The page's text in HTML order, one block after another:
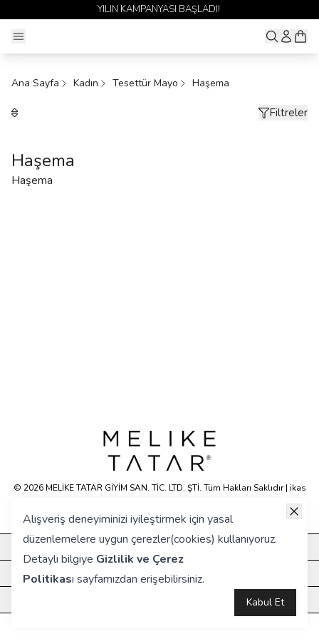
Alışveriş deneyiminizi iyileştirmek için yasal
düzenlemelere uygun çerezler(cookies) kullanıyoruz.
Detaylı bilgiye Gizlilik ve Çerez
Politikası sayfamızdan erişebilirsiniz.
Kabul Et
YILIN KAMPANYASI BAŞLADI!
Ana Sayfa Kadın Tesettür Mayo Haşema
Filtreler
Haşema
Haşema
KURUMSAL
HIZLI ERİŞİM
© 2026 MELİKE TATAR GİYİM SAN. TİC. LTD. ŞTİ. Tüm Hakları Saklıdır | ikas